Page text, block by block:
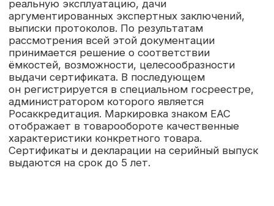
График работы:
пн-пт с 9:00 до 18:00
Адрес местонахождения:
105066, город Москва,
улица Ольховская, дом
помещение 2А/½
Политика конфиденциальности Разработка сайта